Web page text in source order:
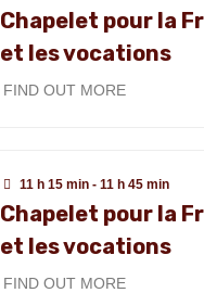
Chapelet pour la
et les vocations
FIND OUT MORE
11 h 15 min - 11 h 45 min
Chapelet pour la
et les vocations
FIND OUT MORE